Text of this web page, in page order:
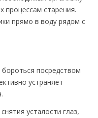
процессам старения.
прямо в воду рядом с
посредством
устраняет
усталости глаз,